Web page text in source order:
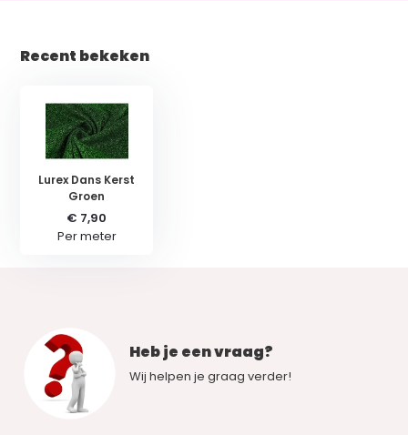
Recent bekeken
Lurex Dans Kerst
Groen
€ 7,90
Per meter
Heb je een vraag?
Wij helpen je graag verder!